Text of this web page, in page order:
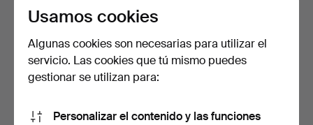
Usamos cookies
Algunas cookies son necesarias para utilizar el
servicio. Las cookies que tú mismo puedes
gestionar se utilizan para:
Personalizar el contenido y las funciones